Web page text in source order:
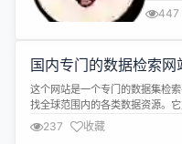
不仅大
来了
化了其
Node.js
447
国内专门的数据检索网
这个网站是一个专门的数据集检
找全球范围内的各类数据资源。
是英文，都能准确找到所需的数
站的索引，覆盖了各行各业的广
237 收藏